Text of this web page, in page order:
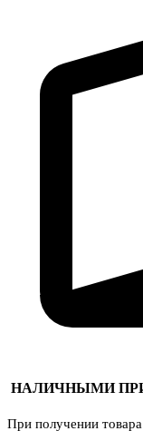
НАЛИЧНЫМИ
При получении